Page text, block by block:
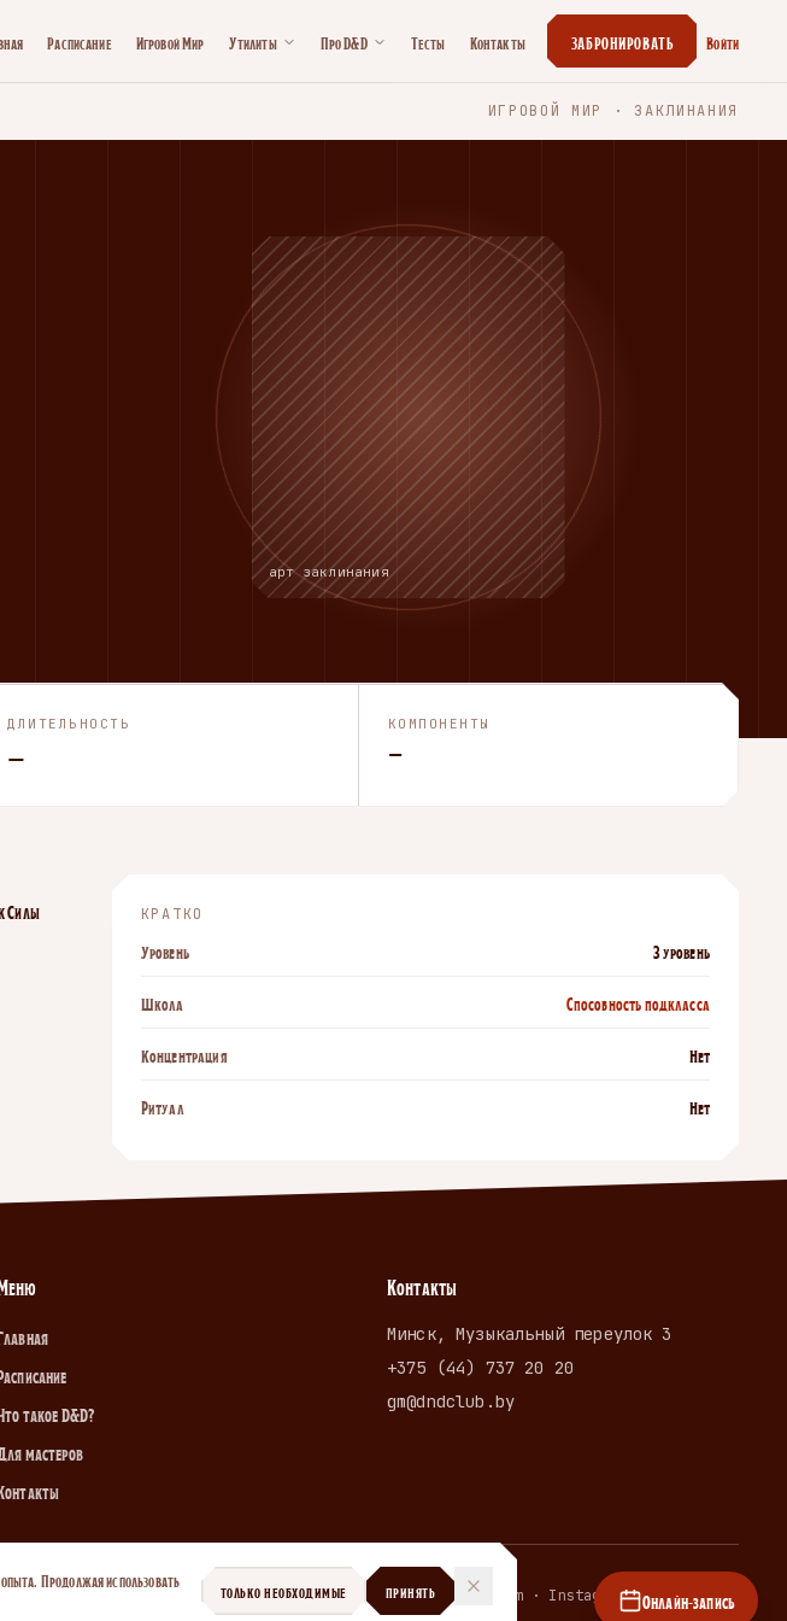
Расписание Игровой Мир Утилиты Про D&D Тесты Контакты ЗАБРОНИРОВАТЬ Войти
ИГРОВОЙ МИР · ЗАКЛИНАНИЯ
арт заклинания
ДЛИТЕЛЬНОСТЬ
—
КОМПОНЕНТЫ
—
Силы
КРАТКО
Уровень 3 уровень
Школа Способность подкласса
Концентрация Нет
Ритуал Нет
такое D&D?
мастеров
Контакты
Минск, Музыкальный переулок 3
+375 (44) 737 20 20
gm@dndclub.by
Telegram · Instagram · dndclub.by
Онлайн-запись
Продолжая использовать
ТОЛЬКО НЕОБХОДИМЫЕ ПРИНЯТЬ